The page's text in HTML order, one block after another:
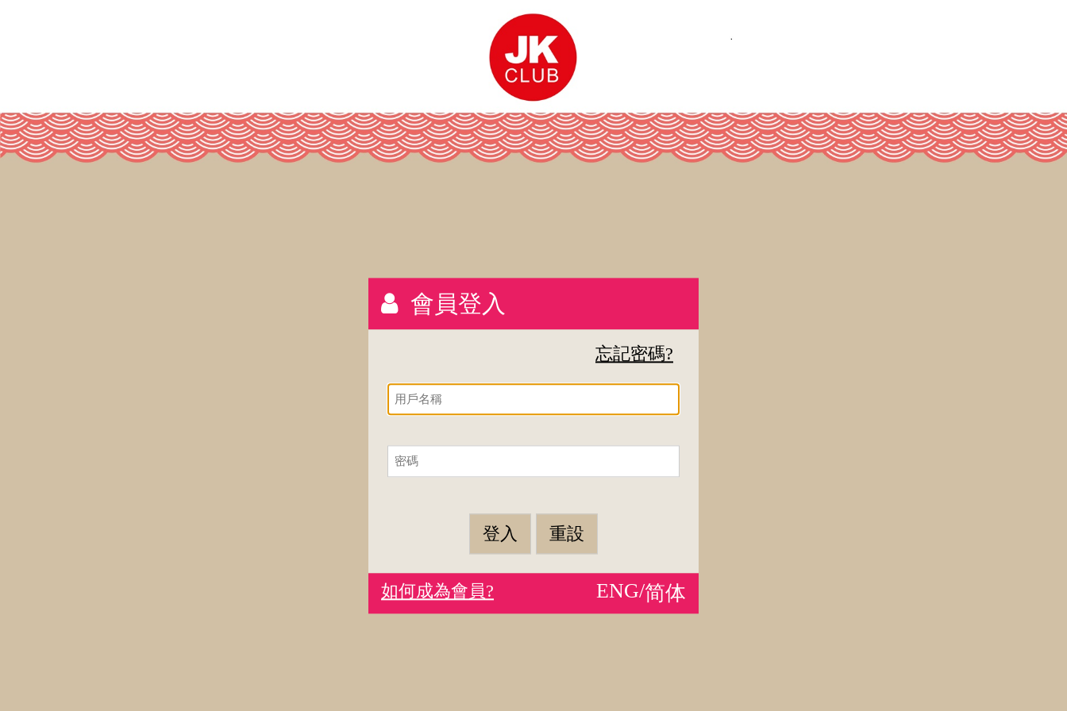
會員登入
忘記密碼?
登入 重設
如何成為會員? 简体
ENG/